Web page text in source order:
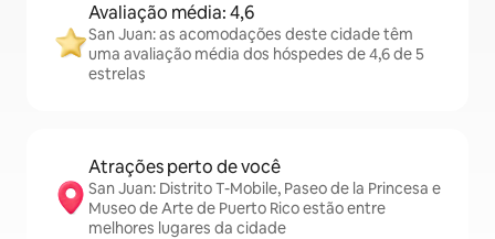
Avaliação média: 4,6
San Juan: as acomodações deste cidade têm
uma avaliação média dos hóspedes de 4,6 de 5
estrelas
Atrações perto de você
San Juan: Distrito T-Mobile, Paseo de la Princesa e
Museo de Arte de Puerto Rico estão entre
melhores lugares da cidade